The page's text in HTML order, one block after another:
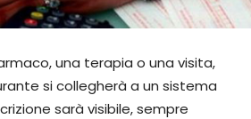
una terapia o una visita,
si collegherà a un sistema
sarà visibile, sempre